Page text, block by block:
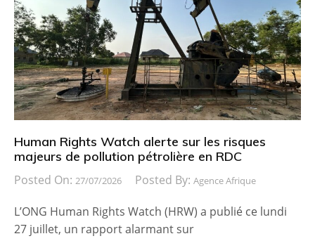
Human Rights Watch alerte sur les risques
majeurs de pollution pétrolière en RDC
Posted On: 27/07/2026 Posted By: Agence Afrique
L’ONG Human Rights Watch (HRW) a publié ce lundi
27 juillet, un rapport alarmant sur